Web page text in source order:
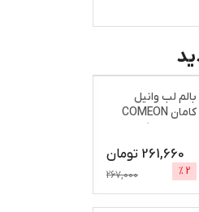
بالم لب وانیل
کامان COMEON
نرم و براق کننده
261,660 تومان
2
%
267,000